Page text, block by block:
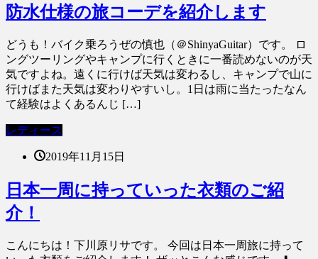
防水仕様の旅コーデを紹介します
どうも！バイク乗ろうぜの慎也（＠ShinyaGuitar）です。 ロ
ングツーリングやキャンプに行くときに一番読めないのが天
気ですよね。遠くに行けば天気は変わるし、キャンプで山に
行けばまた天気は変わりやすいし。1日は雨に当たったなん
て経験はよくあるんじ […]
レディース
2019年11月15日
日本一周に持っていった衣類のご紹
介！
こんにちは！下川原リサです。 今回は日本一周旅に持って